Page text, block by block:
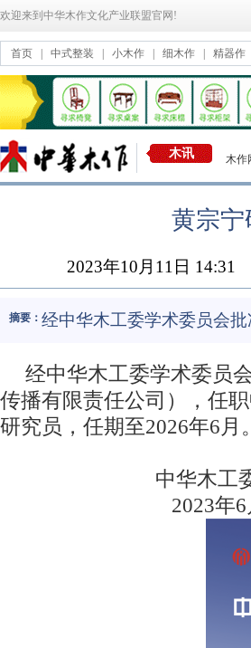
欢迎来到中华木作文化产业联盟官网!
首页 中式整装 小木作 细木作 精器作
木讯 木作
黄宗
2023年10月11日 14:31
摘要： 经中华木工委学术委员会
经中华木工委学术委员
传播有限责任公司），任
研究员，任期至2026年6月。
中华木工委学
2023年6